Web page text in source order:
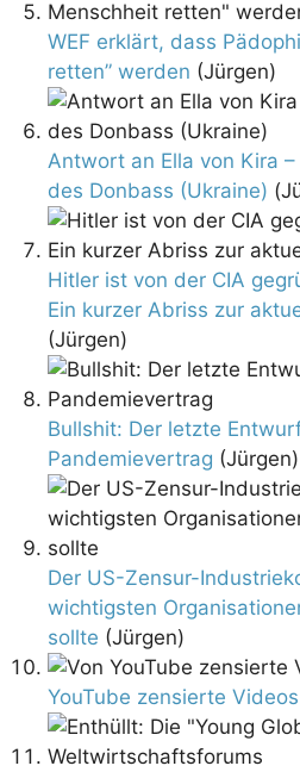
WEF erklärt, dass
retten” werden (Jürgen)
Antwort an Ella von Kira
des Donbass (Ukraine)
Hitler ist von der CIA
Ein kurzer Abriss zur
(Jürgen)
Bullshit: Der letzte
Pandemievertrag (Jürgen)
Der US-Zensur-
wichtigsten
sollte (Jürgen)
YouTube zensierte Videos